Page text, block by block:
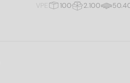
VPE
100 2.100